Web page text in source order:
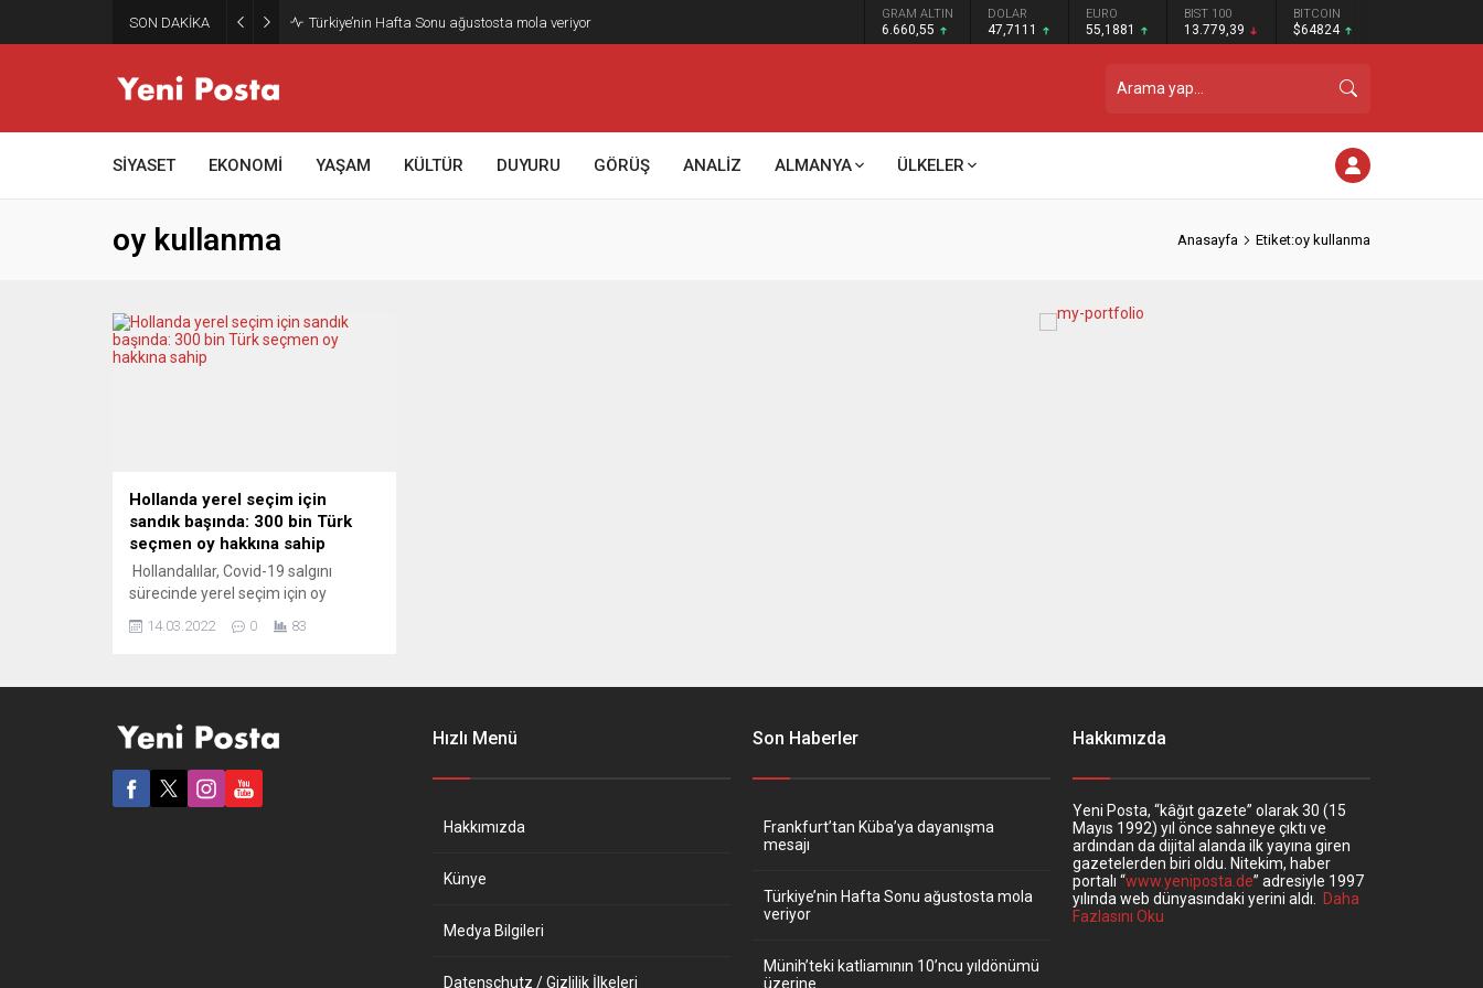
SON DAKİKA Türkiye’nin Hafta Sonu ağustosta mola veriyor GRAM ALTIN
6.660,55
DOLAR
47,7111
EURO
55,1881
BIST 100
13.779,39
BITCOIN
$64824
SİYASET EKONOMİ YAŞAM KÜLTÜR DUYURU GÖRÜŞ ANALİZ ALMANYA ÜLKELER
oy kullanma Anasayfa Etiket:oy kullanma
Hollanda yerel seçim için
sandık başında: 300 bin Türk
seçmen oy hakkına sahip
Hollandalılar, Covid-19 salgını
sürecinde yerel seçim için oy
kullanıyor. Seçimlere yerel
yönetimlerde görev almak üzere
azaltmak için 3 gün sürecek yerel
seçimde oy verme işlemi yerel
saatle 07.30’da başladı. Yerel
yönetimlerin yeni üyelerini
14.03.2022 0 83
Hızlı Menü
Hakkımızda
Künye
Medya Bilgileri
Datenschutz / Gizlilik İlkeleri
Son Haberler
Frankfurt’tan Küba’ya dayanışma
mesajı
Türkiye’nin Hafta Sonu ağustosta mola
veriyor
Münih’teki katliamının 10’ncu yıldönümü
üzerine
Hakkımızda
Yeni Posta, “kâğıt gazete” olarak 30 (15
Mayıs 1992) yıl önce sahneye çıktı ve
ardından da dijital alanda ilk yayına giren
gazetelerden biri oldu. Nitekim, haber
portalı “www.yeniposta.de” adresiyle 1997
yılında web dünyasındaki yerini aldı. Daha
Fazlasını Oku